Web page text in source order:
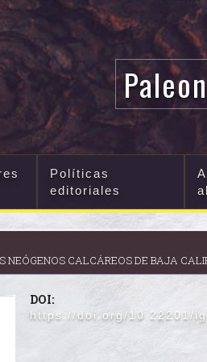
Políticas
editoriales
NEÓGENOS CALCÁREOS DE BAJA
DOI:
https://doi.org/10.22201/